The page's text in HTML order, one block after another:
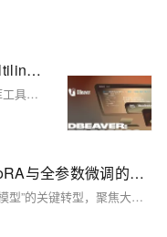
DBeaver Ultimate Edtion 26.1 Multilingual (macOS, Linux, Windows) - 通用数据库工具
DBeaver Ultimate 26.1 是跨平台通用数据库工具，支持100+数据源。新增AI增强能力：可接入外部MCP服务器、dbvr开源CLI作为MCP服务、执行计划可视化与AI解读，并扩展支持Microsoft Fabric、Valkey、GizmoSQL等。（239字）
大模型微调成本分析：LoRA、QLoRA与全参数微调的经济性对比与企业落地策略
本文剖析企业AI从“调用模型”迈向“训练专属模型”的关键转型，聚焦大模型微调成本痛点，对比全参数微调、LoRA与QLoRA三大方案在GPU成本、显存需求、训练效率及落地适配性上的差异，指出QLoRA+RAG融合架构是当前企业低成本、高可控构建垂直AI能力的最优路径。